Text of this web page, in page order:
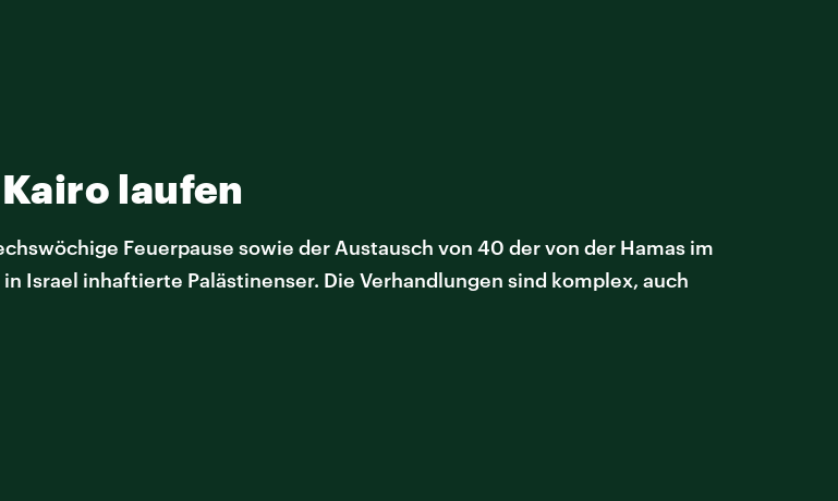
laufen
Feuerpause sowie der Austausch von 40 der von der Hamas im
Israel inhaftierte Palästinenser. Die Verhandlungen sind komplex, auch